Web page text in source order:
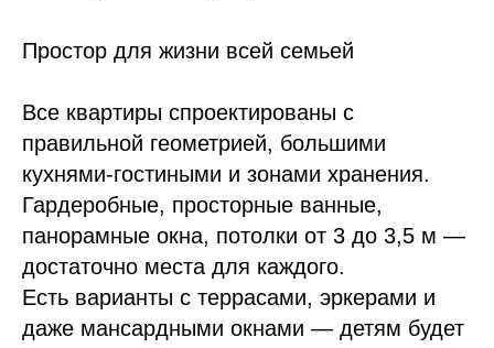
Простор для жизни всей семьей
Все квартиры спроектированы с
правильной геометрией, большими
кухнями-гостиными и зонами хранения.
Гардеробные, просторные ванные,
панорамные окна, потолки от 3 до 3,5 м —
достаточно места для каждого.
Есть варианты с террасами, эркерами и
даже мансардными окнами — детям будет